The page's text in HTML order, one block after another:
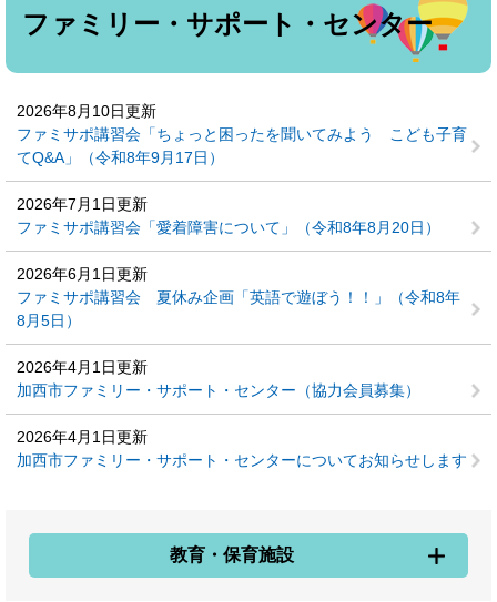
ファミリー・サポート・センター
2026年8月10日更新
ファミサポ講習会「ちょっと困ったを聞いてみよう こども子育
てQ&A」（令和8年9月17日）
2026年7月1日更新
ファミサポ講習会「愛着障害について」（令和8年8月20日）
2026年6月1日更新
ファミサポ講習会 夏休み企画「英語で遊ぼう！！」（令和8年
8月5日）
2026年4月1日更新
加西市ファミリー・サポート・センター（協力会員募集）
2026年4月1日更新
加西市ファミリー・サポート・センターについてお知らせします
教育・保育施設